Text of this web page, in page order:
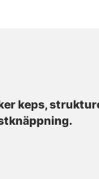
keps,